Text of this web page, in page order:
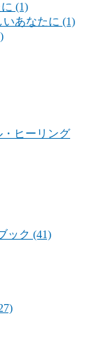
(1)
あなたに (1)
・ヒーリング
ック (41)